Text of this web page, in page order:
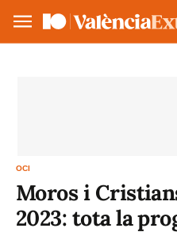
OCI
Moros i
2023: tota la